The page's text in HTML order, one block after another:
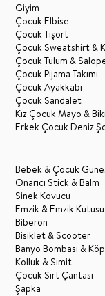
Giyim
Çocuk Elbise
Çocuk Tişört
Çocuk Sweatshirt &
Çocuk Tulum &
Çocuk Pijama Takımı
Çocuk Ayakkabı
Çocuk Sandalet
Kız Çocuk Mayo &
Erkek Çocuk Deniz
Bebek & Çocuk
Onarıcı Stick & Balm
Sinek Kovucu
Emzik & Emzik Kutusu
Biberon
Bisiklet & Scooter
Banyo Bombası &
Kolluk & Simit
Çocuk Sırt Çantası
Şapka